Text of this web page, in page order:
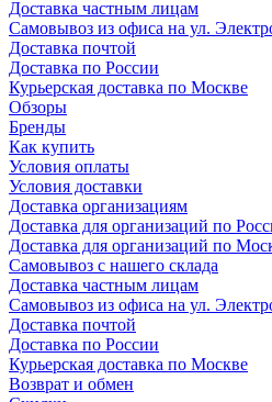
Доставка частным лицам
Самовывоз из офиса на ул.
Доставка почтой
Доставка по России
Курьерская доставка по Москве
Обзоры
Бренды
Как купить
Условия оплаты
Условия доставки
Доставка организациям
Доставка для организаций по
Доставка для организаций по
Самовывоз с нашего склада
Доставка частным лицам
Самовывоз из офиса на ул.
Доставка почтой
Доставка по России
Курьерская доставка по Москве
Возврат и обмен